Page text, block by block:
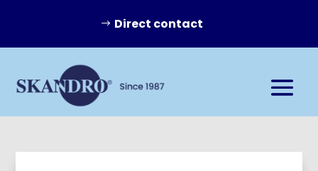
Direct contact